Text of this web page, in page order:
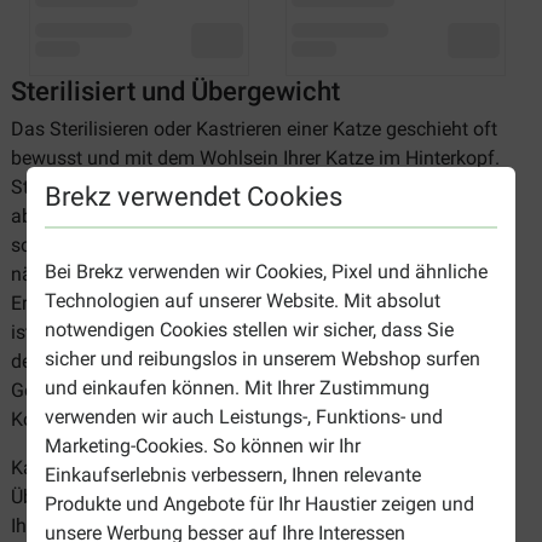
Brekz verwendet Cookies
Bei Brekz verwenden wir Cookies, Pixel und ähnliche
Technologien auf unserer Website. Mit absolut
notwendigen Cookies stellen wir sicher, dass Sie
sicher und reibungslos in unserem Webshop surfen
und einkaufen können. Mit Ihrer Zustimmung
verwenden wir auch Leistungs-, Funktions- und
Marketing-Cookies. So können wir Ihr
Einkaufserlebnis verbessern, Ihnen relevante
Produkte und Angebote für Ihr Haustier zeigen und
unsere Werbung besser auf Ihre Interessen
Sterilisiert und Übergewicht
Das Sterilisieren oder Kastrieren einer Katze geschieht oft
bewusst und mit dem Wohlsein Ihrer Katze im Hinterkopf.
Sterilisation und Kastration haben verschiedene Vorteile,
aber es hat auch einen Nachteil, den Sie berücksichtigen
sollten. Durch die Sterilisation/Kastration ändert sich
nämlich der Hormonhaushalt Ihrer Katze, wodurch sich ihre
Ernährungsbedürfnisse ändern und sie weniger beweglich
ist. Hierdurch erhöht sich das Risiko von Übergewicht
deutlich. Übergewicht kann zu verschiedenen
Gesundheitsproblemen führen, unter anderem schlechtere
Kondition, überbelastete Gelenke und Nierenprobleme.
Katzenfutter für sterilisierte Katzen oder Katzen mit
Übergewicht berücksichtigt die veränderte Hormonbalance
Ihrer Katze, ihren angepassten Ernährungsbedarf und die